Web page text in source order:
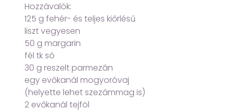
Hozzávalók:
125 g fehér- és teljes kiőrlésű
liszt vegyesen
50 g margarin
fél tk só
30 g reszelt parmezán
egy evőkanál mogyoróvaj
(helyette lehet szezámmag is)
2 evőkanál tejföl